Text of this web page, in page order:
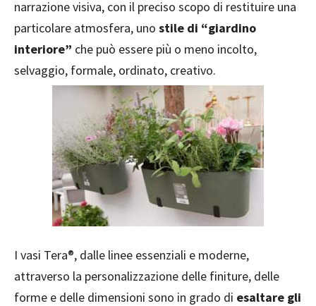
narrazione visiva, con il preciso scopo di restituire una
particolare atmosfera, uno stile di “giardino
interiore” che può essere più o meno incolto,
selvaggio, formale, ordinato, creativo.
I vasi Tera®, dalle linee essenziali e moderne,
attraverso la personalizzazione delle finiture, delle
forme e delle dimensioni sono in grado di esaltare gli